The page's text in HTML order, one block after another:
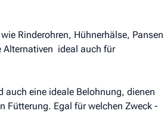
Rinderohren, Hühnerhälse, Pansen
 ideal auch für
eine ideale Belohnung, dienen
Fütterung. Egal für welchen Zweck -